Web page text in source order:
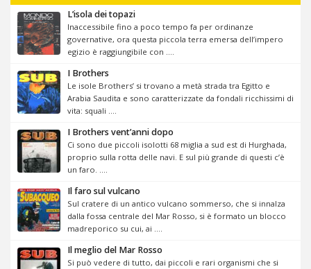
L’isola dei topazi
Inaccessibile fino a poco tempo fa per ordinanze
governative, ora questa piccola terra emersa dell’impero
egizio è raggiungibile con ....
I Brothers
Le isole Brothers’ si trovano a metà strada tra Egitto e
Arabia Saudita e sono caratterizzate da fondali ricchissimi di
vita: squali ....
I Brothers vent’anni dopo
Ci sono due piccoli isolotti 68 miglia a sud est di Hurghada,
proprio sulla rotta delle navi. E sul più grande di questi c’è
un faro. ....
Il faro sul vulcano
Sul cratere di un antico vulcano sommerso, che si innalza
dalla fossa centrale del Mar Rosso, si è formato un blocco
madreporico su cui, ai ....
Il meglio del Mar Rosso
Si può vedere di tutto, dai piccoli e rari organismi che si